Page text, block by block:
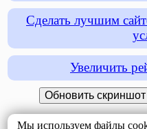
Сделать лучшим
Увеличить
Мы используем файлы